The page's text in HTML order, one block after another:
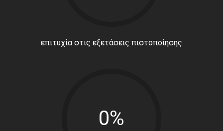
επιτυχία στις εξετάσεις πιστοποίησης
0%